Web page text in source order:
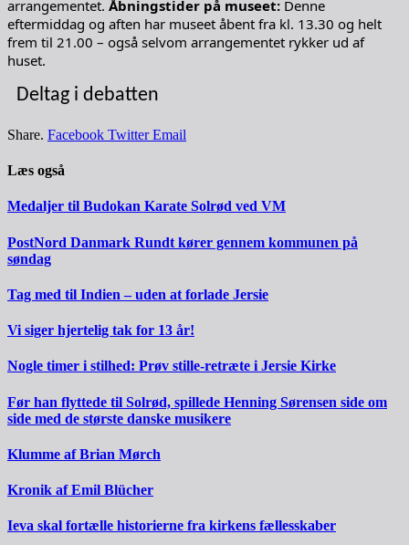
arrangementet. Åbningstider på museet: Denne
eftermiddag og aften har museet åbent fra kl. 13.30 og helt
frem til 21.00 – også selvom arrangementet rykker ud af
huset.
Deltag i debatten
Share. Facebook Twitter Email
Læs også
Medaljer til Budokan Karate Solrød ved VM
PostNord Danmark Rundt kører gennem kommunen på
søndag
Tag med til Indien – uden at forlade Jersie
Vi siger hjertelig tak for 13 år!
Nogle timer i stilhed: Prøv stille-retræte i Jersie Kirke
Før han flyttede til Solrød, spillede Henning Sørensen side om
side med de største danske musikere
Klumme af Brian Mørch
Kronik af Emil Blücher
Ieva skal fortælle historierne fra kirkens fællesskaber